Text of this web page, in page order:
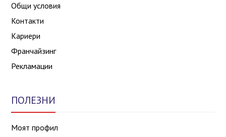
Общи условия
Контакти
Кариери
Франчайзинг
Рекламации
ПОЛЕЗНИ
Моят профил